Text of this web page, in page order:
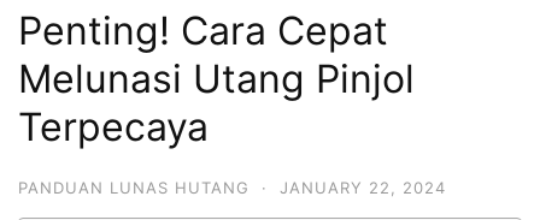
Penting! Cara Cepat
Melunasi Utang Pinjol
Terpecaya
PANDUAN LUNAS HUTANG · JANUARY 22, 2024